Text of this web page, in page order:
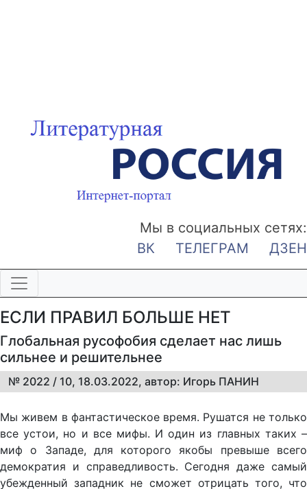
Мы в социальных сетях:
ВК
ТЕЛЕГРАМ ДЗЕН
ЕСЛИ ПРАВИЛ БОЛЬШЕ НЕТ
Глобальная русофобия сделает нас лишь
сильнее и решительнее
№ 2022 / 10, 18.03.2022, автор: Игорь ПАНИН
Мы живем в фантастическое время. Рушатся не только
все устои, но и все мифы. И один из главных таких –
миф о Западе, для которого якобы превыше всего
демократия и справедливость. Сегодня даже самый
убежденный западник не сможет отрицать того, что